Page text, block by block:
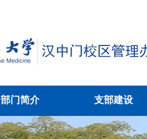
部门简介 支部建设